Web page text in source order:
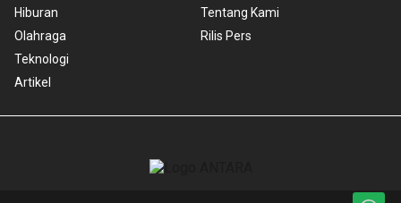
Hiburan
Olahraga
Teknologi
Artikel
Tentang Kami
Rilis Pers